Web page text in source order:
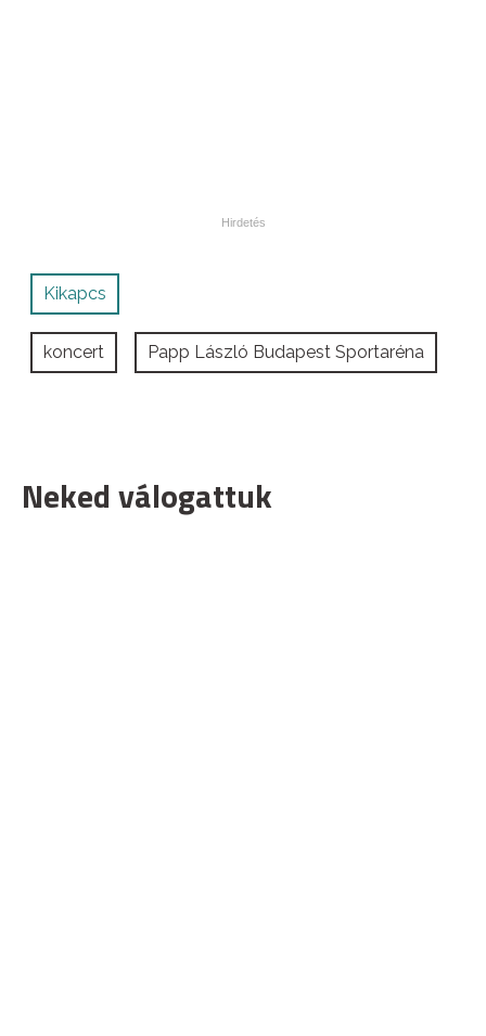
Kikapcs
koncert Papp László Budapest Sportaréna
Neked válogattuk